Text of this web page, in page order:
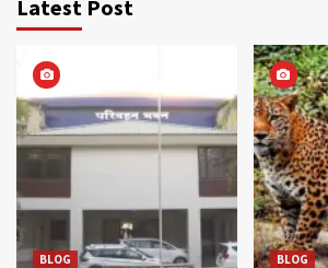
Latest Post
BLOG BLOG